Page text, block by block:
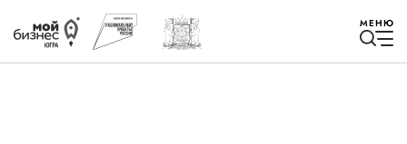
МЕНЮ